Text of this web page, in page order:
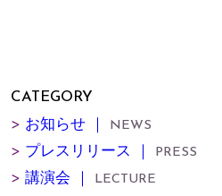
CATEGORY
> お知らせ ｜ NEWS
> プレスリリース ｜ PRESS
> 講演会 ｜ LECTURE